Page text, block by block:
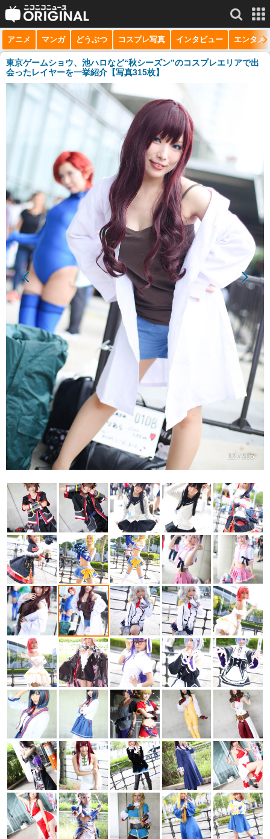
サービス一覧 もっと見る
niconico
動画
チャンネル
マンガ
ニコニコQ
アニメ マンガ どうぶつ コスプレ写真 インタビュー エンタメ
東京ゲームショウ、池ハロなど“秋シーズン”のコスプレエリアで出
会ったレイヤーを一挙紹介【写真315枚】
12 / 315